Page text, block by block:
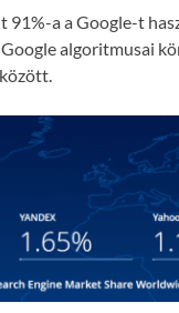
a a Google-t
algoritmusai